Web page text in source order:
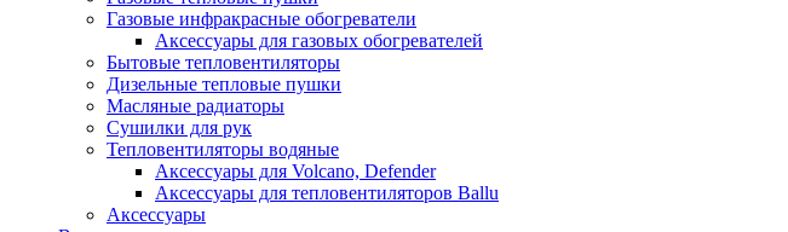
Газовые инфракрасные обогреватели
Аксессуары для газовых обогревателей
Бытовые тепловентиляторы
Дизельные тепловые пушки
Масляные радиаторы
Сушилки для рук
Тепловентиляторы водяные
Аксессуары для Volcano, Defender
Аксессуары для тепловентиляторов Ballu
Аксессуары